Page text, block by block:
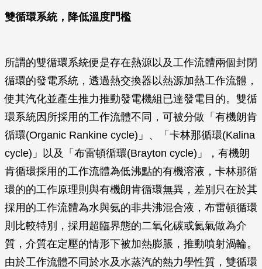
雙循環系統，降低溫度門檻
所謂的雙循環系統便是存在熱源以及工作流體兩個封閉
循環的發電系統，透過熱交換器以熱源加熱工作流體，
使其汽化並產生推力推動發電機組已達發電目的。雙循
環系統因所採用的工作流體不同，可被分做「有機朗肯
循環(Organic Rankine cycle)」、「卡林那循環(Kalina
cycle)」以及「布雷頓循環(Brayton cycle)」，有機朗
肯循環採用的工作流體為低沸點的有機溶液，卡林那循
環的的工作原理則與有機朗肯循環無異，差別只在於其
採用的工作流體為水與氨的非共沸混合液，布雷頓循環
則比較特別，採用超臨界態的二氧化碳或氦氣做為介
質，介質在定壓的情形下被加熱膨脹，推動噴射渦輪。
由於工作流體不同於水及水蒸汽的熱力學性質，雙循環